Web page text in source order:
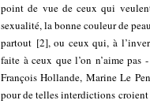
point de vue de ceux qui
sexualité, la bonne couleur de
partout [2], ou ceux qui, à
faite à ceux que l’on n’aime
François Hollande, Marine Le
pour de telles interdictions